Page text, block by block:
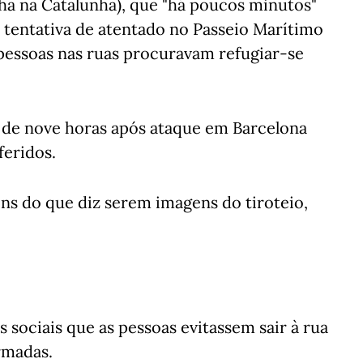
na Catalunha), que "há poucos minutos"
de atentado no Passeio Marítimo
nas ruas procuravam refugiar-se
nove horas após ataque em Barcelona
do que diz serem imagens do tiroteio,
que as pessoas evitassem sair à rua